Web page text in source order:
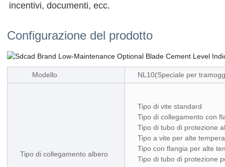
incentivi, documenti, ecc.
Configurazione del prodotto
Modello NL10(Speciale per
Tipo di collegamento albero
Tipo di vite standard
Tipo di collegamento con
Tipo di tubo di protezione
Tipo a vite per alte
Tipo con flangia per alte
Tipo di tubo di protezione